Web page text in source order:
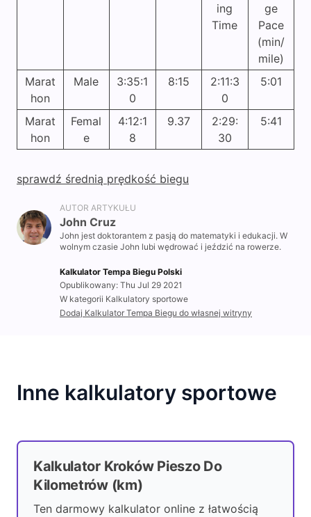
ing
Time
ge
Pace
(min/
mile)
Marat
hon
Male
3:35:1
0
8:15
2:11:3
0
5:01
Marat
hon
Femal
e
4:12:1
8
9.37
2:29:
30
5:41
sprawdź średnią prędkość biegu
AUTOR ARTYKUŁU
John Cruz
John jest doktorantem z pasją do matematyki i edukacji. W
wolnym czasie John lubi wędrować i jeździć na rowerze.
Kalkulator Tempa Biegu Polski
Opublikowany: Thu Jul 29 2021
W kategorii Kalkulatory sportowe
Dodaj Kalkulator Tempa Biegu do własnej witryny
Inne kalkulatory sportowe
Kalkulator Kroków Pieszo Do
Kilometrów (km)
Ten darmowy kalkulator online z łatwością